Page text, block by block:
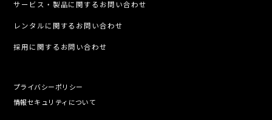
サービス・製品に関するお問い合わせ
レンタルに関するお問い合わせ
採用に関するお問い合わせ
プライバシーポリシー
情報セキュリティについて